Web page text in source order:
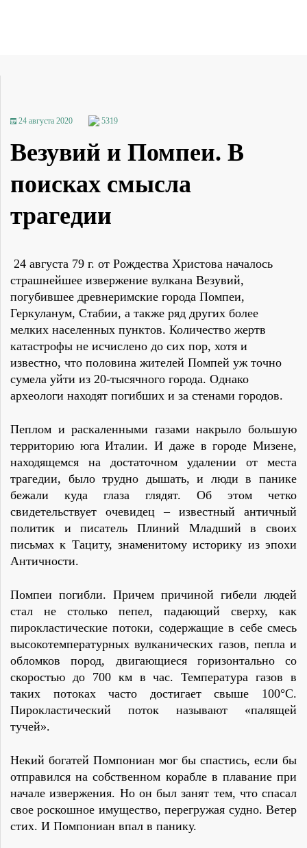
24 августа 2020 5319
Везувий и Помпеи. В
поисках смысла
трагедии
24 августа 79 г. от Рождества Христова началось
страшнейшее извержение вулкана Везувий,
погубившее древнеримские города Помпеи,
Геркуланум, Стабии, а также ряд других более
мелких населенных пунктов. Количество жертв
катастрофы не исчислено до сих пор, хотя и
известно, что половина жителей Помпей уж точно
сумела уйти из 20-тысячного города. Однако
археологи находят погибших и за стенами городов.
Пеплом и раскаленными газами накрыло большую
территорию юга Италии. И даже в городе Мизене,
находящемся на достаточном удалении от места
трагедии, было трудно дышать, и люди в панике
бежали куда глаза глядят. Об этом четко
свидетельствует очевидец – известный античный
политик и писатель Плиний Младший в своих
письмах к Тациту, знаменитому историку из эпохи
Античности.
Помпеи погибли. Причем причиной гибели людей
стал не столько пепел, падающий сверху, как
пирокластические потоки, содержащие в себе смесь
высокотемпературных вулканических газов, пепла и
обломков пород, двигающиеся горизонтально со
скоростью до 700 км в час. Температура газов в
таких потоках часто достигает свыше 100°С.
Пирокластический поток называют «палящей
тучей».
Некий богатей Помпониан мог бы спастись, если бы
отправился на собственном корабле в плавание при
начале извержения. Но он был занят тем, что спасал
свое роскошное имущество, перегружая судно. Ветер
стих. И Помпониан впал в панику.